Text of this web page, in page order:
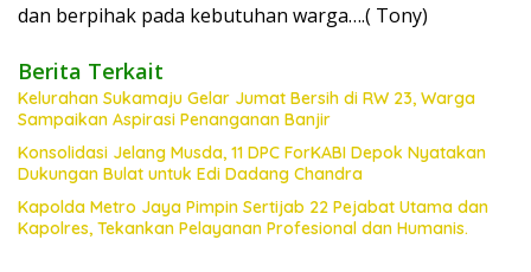
dan berpihak pada kebutuhan warga….( Tony)
Berita Terkait
Kelurahan Sukamaju Gelar Jumat Bersih di RW 23, Warga
Sampaikan Aspirasi Penanganan Banjir
Konsolidasi Jelang Musda, 11 DPC ForKABI Depok Nyatakan
Dukungan Bulat untuk Edi Dadang Chandra
Kapolda Metro Jaya Pimpin Sertijab 22 Pejabat Utama dan
Kapolres, Tekankan Pelayanan Profesional dan Humanis.